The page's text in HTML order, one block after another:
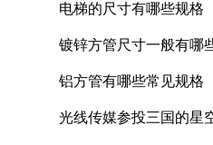
电梯的尺寸有哪些规格
镀锌方管尺寸一般有哪
铝方管有哪些常见规格
光线传媒参投三国的星